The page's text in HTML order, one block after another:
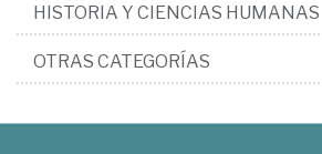
HISTORIA Y CIENCIAS HUMANAS
OTRAS CATEGORÍAS